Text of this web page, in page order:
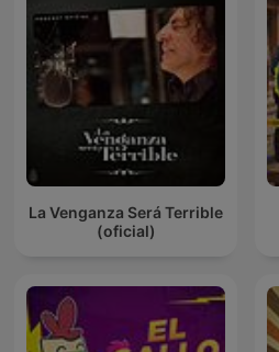
La Venganza Será Terrible
(oficial)